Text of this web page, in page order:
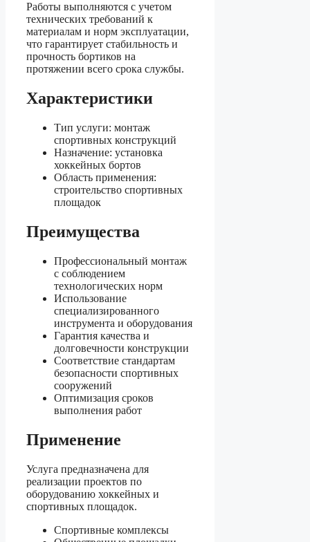
Работы выполняются с учетом
технических требований к
материалам и норм эксплуатации,
что гарантирует стабильность и
прочность бортиков на
протяжении всего срока службы.
Характеристики
Тип услуги: монтаж
спортивных конструкций
Назначение: установка
хоккейных бортов
Область применения:
строительство спортивных
площадок
Преимущества
Профессиональный монтаж
с соблюдением
технологических норм
Использование
специализированного
инструмента и оборудования
Гарантия качества и
долговечности конструкции
Соответствие стандартам
безопасности спортивных
сооружений
Оптимизация сроков
выполнения работ
Применение
Услуга предназначена для
реализации проектов по
оборудованию хоккейных и
спортивных площадок.
Спортивные комплексы